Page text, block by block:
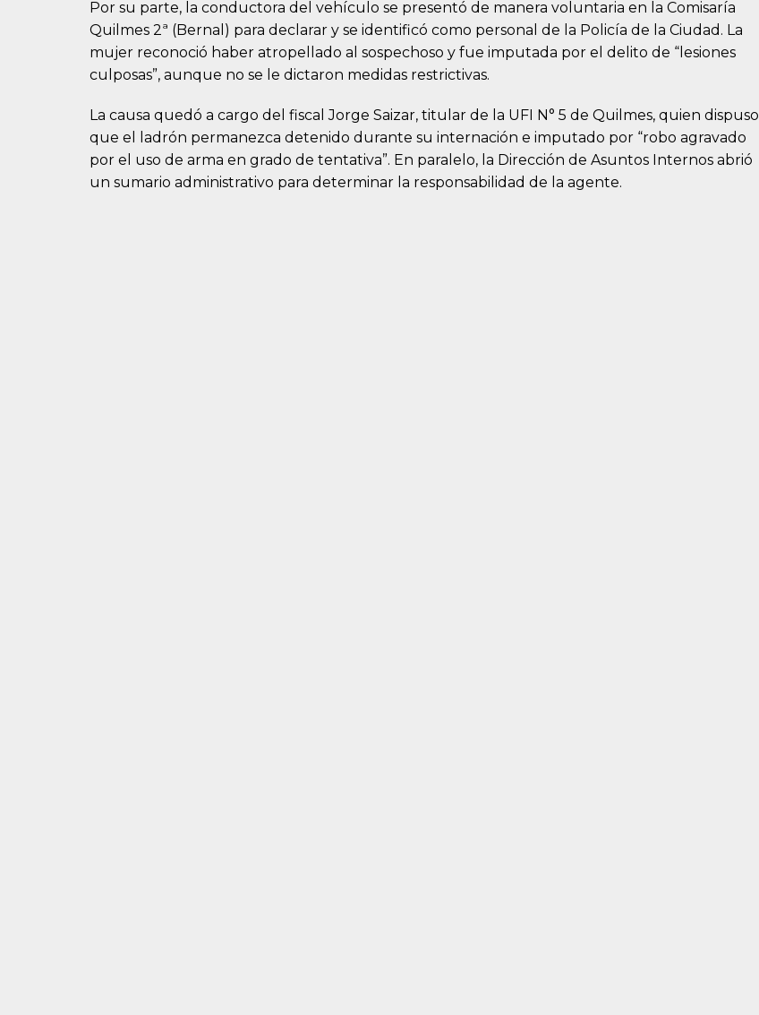
Por su parte, la conductora del vehículo se presentó de manera voluntaria en la Comisaría
Quilmes 2ª (Bernal) para declarar y se identificó como personal de la Policía de la Ciudad. La
mujer reconoció haber atropellado al sospechoso y fue imputada por el delito de “lesiones
culposas”, aunque no se le dictaron medidas restrictivas.
La causa quedó a cargo del fiscal Jorge Saizar, titular de la UFI N° 5 de Quilmes, quien dispuso
que el ladrón permanezca detenido durante su internación e imputado por “robo agravado
por el uso de arma en grado de tentativa”. En paralelo, la Dirección de Asuntos Internos abrió
un sumario administrativo para determinar la responsabilidad de la agente.